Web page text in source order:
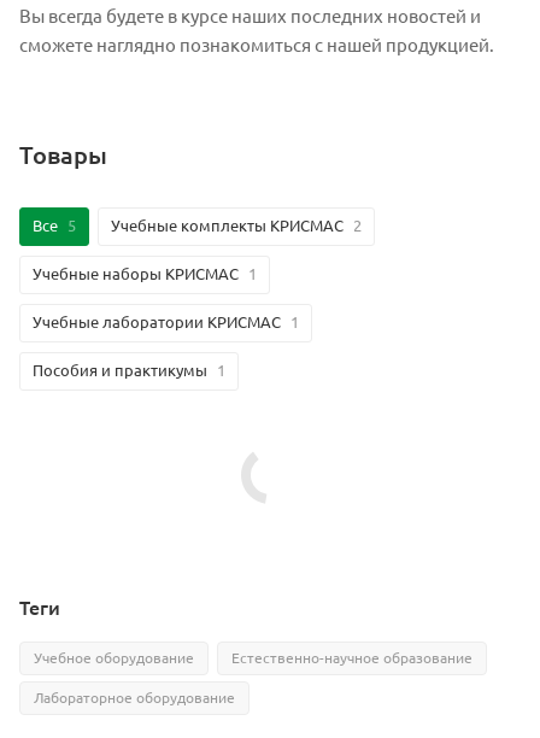
Вы всегда будете в курсе наших последних новостей и
сможете наглядно познакомиться с нашей продукцией.
Товары
Все 5 Учебные комплекты КРИСМАС 2
Учебные наборы КРИСМАС 1
Учебные лаборатории КРИСМАС 1
Пособия и практикумы 1
Теги
Учебное оборудование Естественно-научное образование
Лабораторное оборудование